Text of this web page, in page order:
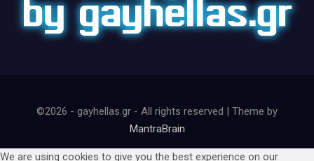
©2026 - gayhellas.gr - All rights reserved | Theme by
MantraBrain
We are using cookies to give you the best experience on our